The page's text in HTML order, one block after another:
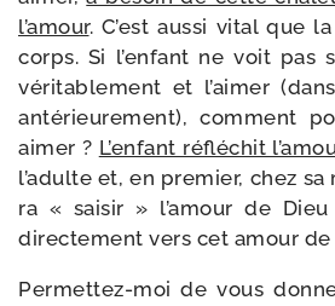
l’a­mour. C’est aus­si vital que
corps. Si l’en­fant ne voit pas
véri­ta­ble­ment et l’ai­mer
anté­rieu­re­ment), com­ment
aimer ? L’enfant réflé­chit
l’a­dulte et, en pre­mier, chez
ra « sai­sir » l’a­mour de
direc­te­ment vers cet amour de
Permettez-​moi de vous